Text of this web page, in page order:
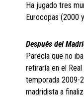
Ha jugado tres
Eurocopas (2000
Después del
Parecía que no
retiraría en el
temporada 2009-
madridista a